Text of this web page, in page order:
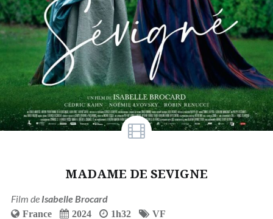
MADAME DE SEVIGNE
Film de Isabelle Brocard
France 2024 1h32 VF